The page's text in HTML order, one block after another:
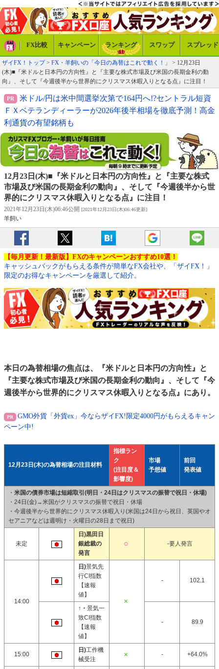
FX比較 キャンペーン ランキング スワップ スプレッド
ザイFX！トップ> FX・羊飼いの「今日の為替はこれで動く！」
> 12月23日
(木)■『米ドルと日本円の方向性』と『主要な株式市場及び米国の長期金利の動
向』、そして『今週後半から世界的にクリスマス休暇入りとなる点』に注目！
米ドル/円は米中間選挙次第で164円へ!?セントラル短資
ＦＸベテランディーラーが2026年後半相場を徹底予測！高金
利通貨の有望銘柄も
12月23日(木)■『米ドルと日本円の方向性』と『主要な株式
市場及び米国の長期金利の動向』、そして『今週後半から世
界的にクリスマス休暇入りとなる点』に注目！
2021年12月23日(木)06:46公開 [2021年12月23日(木)06:46更新]
羊飼い
【毎月更新！最新版】FXのキャンペーンおすすめ10選！
キャッシュバックがもらえる条件が簡単なFX会社や、「ザイFX！」
限定のお得なキャンペーンを厳選して紹介。
本日の為替相場の焦点は、『米ドルと日本円の方向性』と
『主要な株式市場及び米国の長期金利の動向』、そして『今
週後半から世界的にクリスマス休暇入りとなる点』にあり。
GMO外貨「外貨ex」今ならザイFX!限定4000円がもらえるキャン
ペーン中!
12月23日(木)の為替相場の注目材料
指標ラン
ク
(注目度＆
影響度)
市場
予想値
前回
発表値
・ 米国の債券市場は短縮取引(明日・24日はクリスマスの振替で祝日・休場)
・24日(金)→米国がクリスマスの振替で祝日・休場
・今週後半から世界的にクリスマス休暇入り(米国は24日から祝日、英国やオ
セアニアなどは週明け・火曜日の28日まで祝日)
未定
日)黒田日
銀総裁の
発言
-要人発言
14:00
日)景気先
行CI指数
【速報
値】
- 102.1
↑・ 景気一
致CI指数
【速報
値】
- 89.9
15:00
日)工作機
械受注
- +64.0%